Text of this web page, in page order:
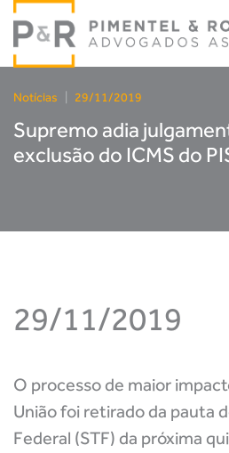
Notícias 29/11/2019
Supremo adia
exclusão do ICMS do
29/11/2019
O processo de maior
União foi retirado da pauta
Federal (STF) da próxima